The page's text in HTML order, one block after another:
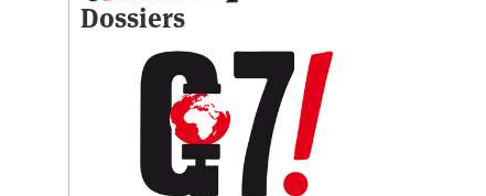
Dossiers